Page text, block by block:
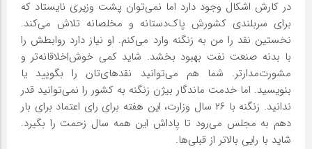
در کارش اشکال وجود دارد اما نمی‌توان پشت وزیری نایستاد که
برای سربلندی کشورش پاک‌دستانه و مخلصانه تلاش می‌کند.
نخستین نقد را من به زنگنه وارد می‌کنم. او نیاز دارد روابطش را
با بدنه صنعت نفت بهبود بخشد. شاید کمی خوش‌اخلاقانه‌تر و
مشورت‌مدار‌تر. شما هم می‌توانید نقدهای‌تان را بگویید یا
بنویسید. اما خدمت ماندگار بیژن زنگنه به کشور را نمی‌توانید قدر
ندانید. زنگنه با ۲۶ سال وزارت، این هفته برای رای اعتماد برای بار
دهم به مجلس می‌رود تا پاداش این همه سال زحمت را بگیرد.
شاید با رایی بالاتر از قبلی‌ها.